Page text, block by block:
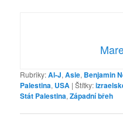
Rubriky:Al-J,Asie, Benjamin
Palestina, USA |Štítky:
Stát Palestina,Západní břeh